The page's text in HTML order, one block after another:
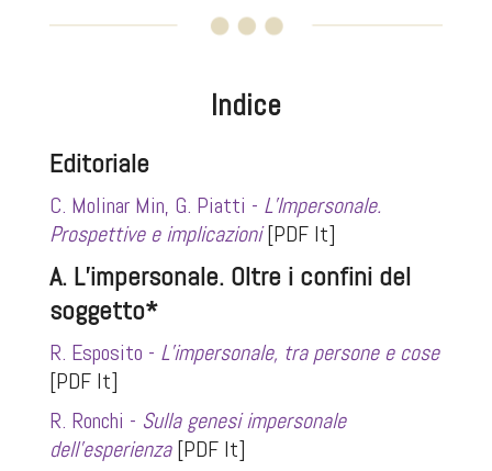
Indice
Editoriale
C. Molinar Min, G. Piatti - L’Impersonale.
Prospettive e implicazioni[PDF It]
A. L’impersonale. Oltre i confini del
soggetto*
R. Esposito - L’impersonale, tra persone e cose
[PDF It]
R. Ronchi - Sulla genesi impersonale
dell’esperienza[PDF It]